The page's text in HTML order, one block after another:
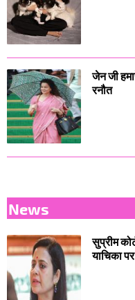
जेन जी
रनौत
News
सुप्रीम
याचिका